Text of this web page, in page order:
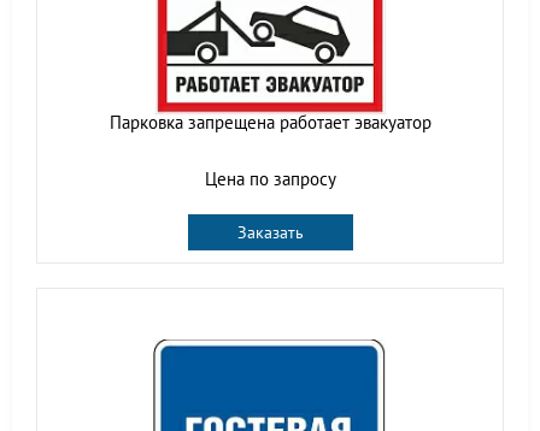
Парковка запрещена работает эвакуатор
Цена по запросу
Заказать